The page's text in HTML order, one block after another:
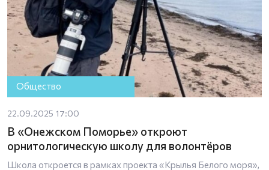
Общество
22.09.2025 17:00
В «Онежском Поморье» откроют
орнитологическую школу для волонтёров
Школа откроется в рамках проекта «Крылья Белого моря»,